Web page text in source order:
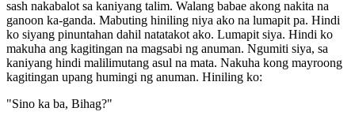
sash nakabalot sa kaniyang talim. Walang babae akong nakita na
ganoon ka-ganda. Mabuting hiniling niya ako na lumapit pa. Hindi
ko siyang pinuntahan dahil natatakot ako. Lumapit siya. Hindi ko
makuha ang kagitingan na magsabi ng anuman. Ngumiti siya, sa
kaniyang hindi malilimutang asul na mata. Nakuha kong mayroong
kagitingan upang humingi ng anuman. Hiniling ko:
"Sino ka ba, Bihag?"